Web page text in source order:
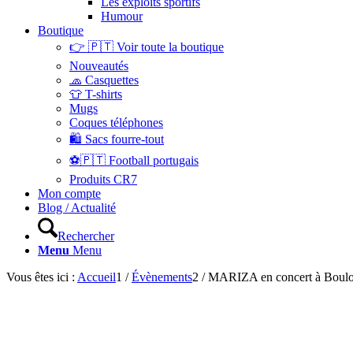
Humour
Boutique
👉 🇵🇹 Voir toute la boutique
Nouveautés
🧢 Casquettes
👕 T-shirts
Mugs
Coques téléphones
🛍 Sacs fourre-tout
⚽🇵🇹 Football portugais
Produits CR7
Mon compte
Blog / Actualité
Rechercher
Menu Menu
Vous êtes ici : Accueil1 / Évènements2 / MARIZA en concert à